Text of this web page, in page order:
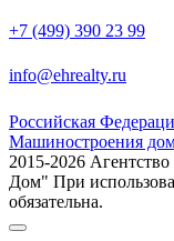
+7 (499) 390 23 99
info@ehrealty.ru
Российская
Машиностроения
2015-2026
Дом" При
обязательна.